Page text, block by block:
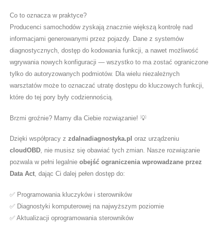
Co to oznacza w praktyce?
Producenci samochodów zyskają znacznie większą kontrolę nad
informacjami generowanymi przez pojazdy. Dane z systemów
diagnostycznych, dostęp do kodowania funkcji, a nawet możliwość
wgrywania nowych konfiguracji — wszystko to ma zostać ograniczone
tylko do autoryzowanych podmiotów. Dla wielu niezależnych
warsztatów może to oznaczać utratę dostępu do kluczowych funkcji,
które do tej pory były codziennością.
Brzmi groźnie? Mamy dla Ciebie rozwiązanie! 💡
Dzięki współpracy z zdalnadiagnostyka.pl oraz urządzeniu
cloudOBD, nie musisz się obawiać tych zmian. Nasze rozwiązanie
pozwala w pełni legalnie obejść ograniczenia wprowadzane przez
Data Act, dając Ci dalej pełen dostęp do:
✅ Programowania kluczyków i sterowników
✅ Diagnostyki komputerowej na najwyższym poziomie
✅ Aktualizacji oprogramowania sterowników